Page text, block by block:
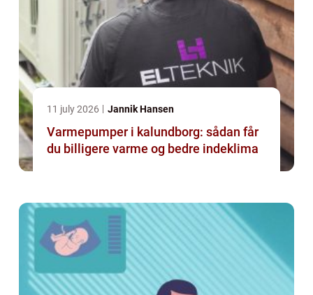
11 july 2026 Jannik Hansen
Varmepumper i kalundborg: sådan får
du billigere varme og bedre indeklima